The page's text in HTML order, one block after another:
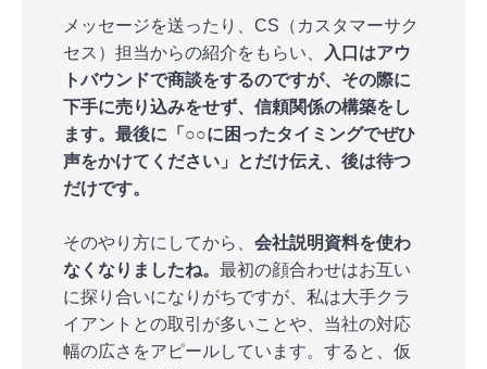
メッセージを送ったり、CS（カスタマーサク
セス）担当からの紹介をもらい、
入口はアウ
トバウンドで商談をするのですが、その際に
下手に売り込みをせず、信頼関係の構築をし
ます。最後に「○○に困ったタイミングでぜひ
声をかけてください」とだけ伝え、後は待つ
だけです。
そのやり方にしてから、 会社説明資料を使わ
なくなりましたね。 最初の顔合わせはお互い
に探り合いになりがちですが、私は大手クラ
イアントとの取引が多いことや、当社の対応
幅の広さをアピールしています。すると、仮